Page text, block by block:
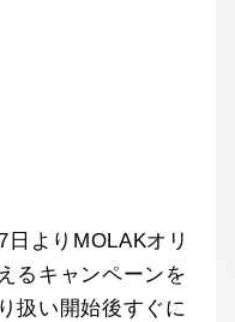
よりMOLAKオリ
るキャンペーンを
扱い開始後すぐに